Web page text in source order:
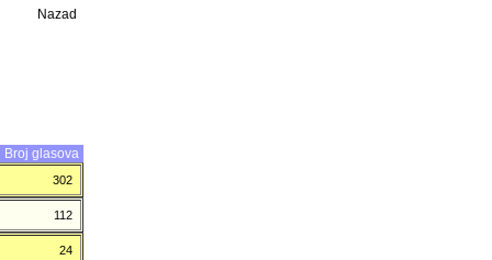
Nazad
Broj glasova
302
112
24